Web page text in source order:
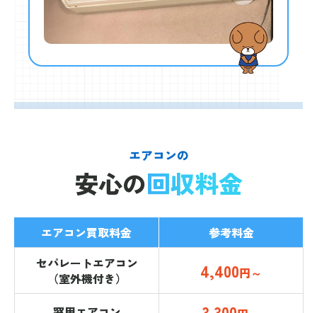
エアコンの
安心の回収料金
エアコン買取料金
参考料金
セパレートエアコン
（室外機付き）
4,400円～